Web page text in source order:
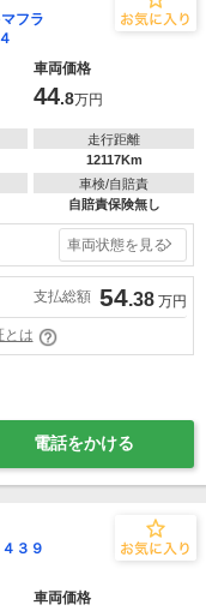
フラ
車両価格
44.8万円
走行距離
12117Km
車検/自賠責
自賠責保険無し
車両状態を見る
支払総額 54.38 万円
とは
電話をかける
３９
車両価格